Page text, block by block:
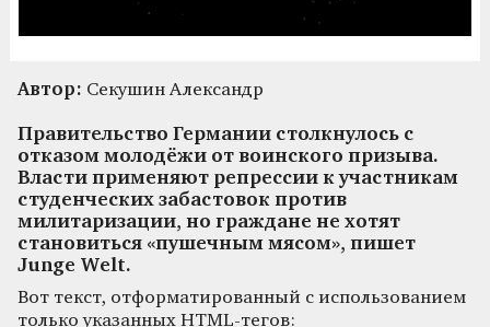
Автор: Секушин Александр
Правительство Германии столкнулось с
отказом молодёжи от воинского призыва.
Власти применяют репрессии к участникам
студенческих забастовок против
милитаризации, но граждане не хотят
становиться «пушечным мясом», пишет
Junge Welt.
Вот текст, отформатированный с использованием
только указанных HTML-тегов: